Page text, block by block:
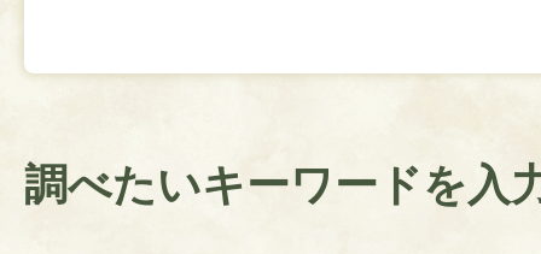
調べたいキーワードを入